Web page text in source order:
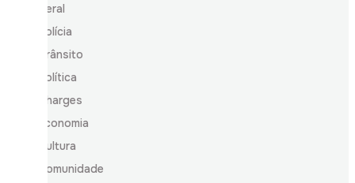
Geral
Polícia
Trânsito
Política
Charges
Economia
Cultura
Comunidade